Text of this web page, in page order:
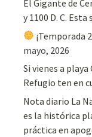
El Gigante de
y 1100 D. C.
¡Temporada
mayo, 2026
Si vienes a
Refugio ten en
Nota diario La
es la histórica
práctica en